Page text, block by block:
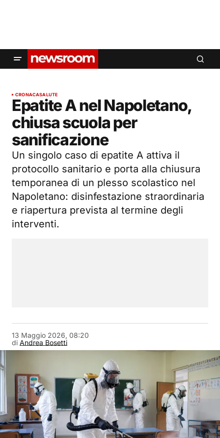
CRONACASALUTE
Epatite A nel Napoletano,
chiusa scuola per
sanificazione
Un singolo caso di epatite A attiva il
protocollo sanitario e porta alla chiusura
temporanea di un plesso scolastico nel
Napoletano: disinfestazione straordinaria
e riapertura prevista al termine degli
interventi.
di Andrea Bosetti
13 Maggio 2026, 08:20